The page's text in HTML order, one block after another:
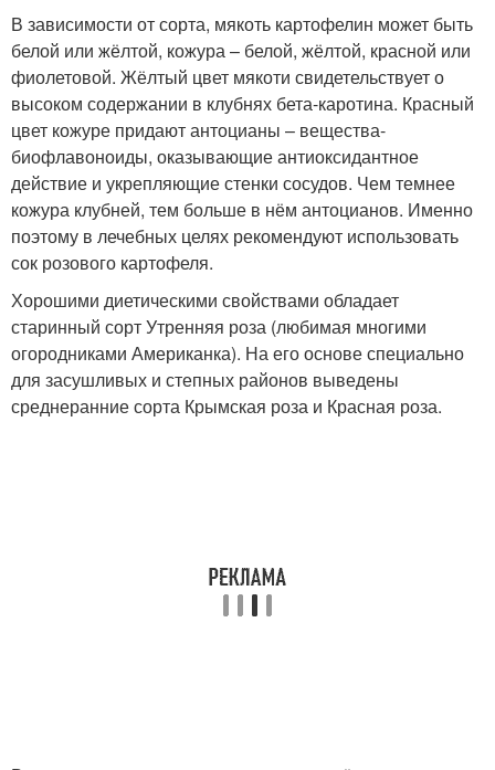
В зависимости от сорта, мякоть картофелин может быть
белой или жёлтой, кожура – белой, жёлтой, красной или
фиолетовой. Жёлтый цвет мякоти свидетельствует о
высоком содержании в клубнях бета-каротина. Красный
цвет кожуре придают антоцианы – вещества-
биофлавоноиды, оказывающие антиоксидантное
действие и укрепляющие стенки сосудов. Чем темнее
кожура клубней, тем больше в нём антоцианов. Именно
поэтому в лечебных целях рекомендуют использовать
сок розового картофеля.
Хорошими диетическими свойствами обладает
старинный сорт Утренняя роза (любимая многими
огородниками Американка). На его основе специально
для засушливых и степных районов выведены
среднеранние сорта Крымская роза и Красная роза.